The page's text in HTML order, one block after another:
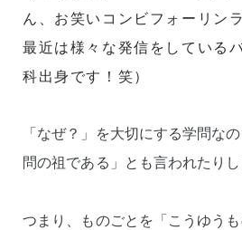
ん、お笑いコンビフォーリン
最近は様々な発信をしている
科出身です！笑）
「なぜ？」を大切にする学問な
問の祖である」とも言われたりし
つまり、ものごとを「こうゆう